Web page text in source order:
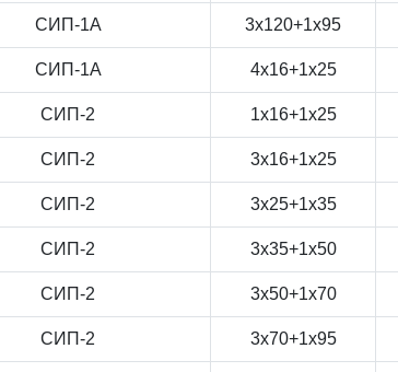
СИП-1А 3x120+1x95
СИП-1А 4x16+1x25
СИП-2 1x16+1x25
СИП-2 3x16+1x25
СИП-2 3x25+1x35
СИП-2 3x35+1x50
СИП-2 3x50+1x70
СИП-2 3x70+1x95